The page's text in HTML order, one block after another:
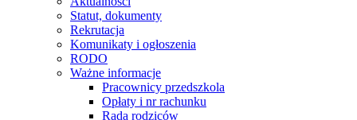
Statut, dokumenty
Rekrutacja
Komunikaty i ogłoszenia
RODO
Ważne informacje
Pracownicy przedszkola
Opłaty i nr rachunku
Rada rodziców